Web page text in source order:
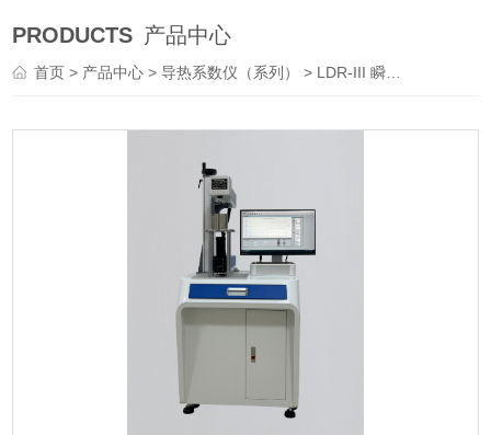
PRODUCTS 产品中心
首页> 产品中心 >导热系数仪（系列） > LDR-III 瞬态激光导热系数测定仪（闪光法）(升级版)